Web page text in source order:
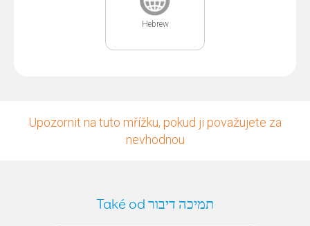
Hebrew
Upozornit na tuto mřížku, pokud ji považujete za
nevhodnou
Také od תמיכה דיבור